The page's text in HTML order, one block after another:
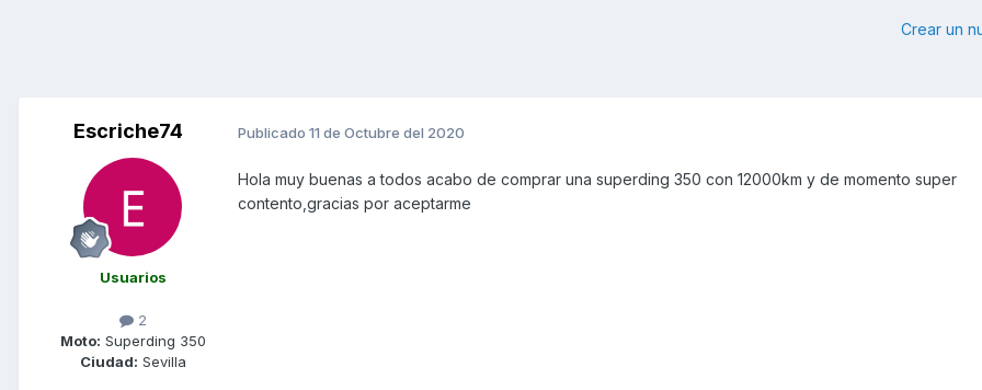
Crear un
Escriche74
Usuarios
2
Moto: Superding 350
Ciudad: Sevilla
Publicado 11 de Octubre del 2020
Hola muy buenas a todos acabo de comprar una superding 350 con 12000km y de momento super
contento,gracias por aceptarme